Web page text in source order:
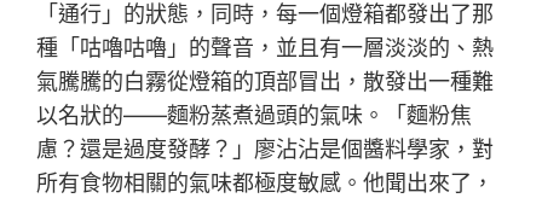
「通行」的狀態，同時，每一個燈箱都發出了那
種「咕嚕咕嚕」的聲音，並且有一層淡淡的、熱
氣騰騰的白霧從燈箱的頂部冒出，散發出一種難
以名狀的——麵粉蒸煮過頭的氣味。「麵粉焦
慮？還是過度發酵？」廖沾沾是個醬料學家，對
所有食物相關的氣味都極度敏感。他聞出來了，